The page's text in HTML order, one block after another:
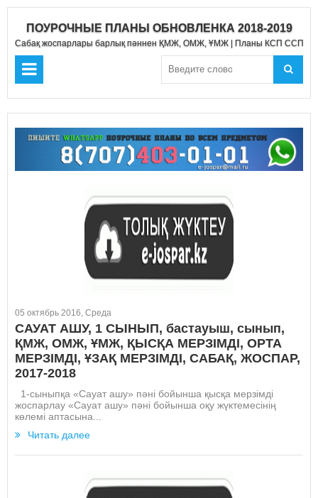
ПОУРОЧНЫЕ ПЛАНЫ ОБНОВЛЕНКА 2018-2019
Сабақ жоспарлары барлық пәннен ҚМЖ, ОМЖ, ҰМЖ | Планы КСП ССП
05 октябрь 2016, Среда
САУАТ АШУ, 1 СЫНЫП, бастауыш, сынып,
ҚМЖ, ОМЖ, ҰМЖ, ҚЫСҚА МЕРЗІМДІ, ОРТА
МЕРЗІМДІ, ҰЗАҚ МЕРЗІМДІ, САБАҚ, ЖОСПАР,
2017-2018
1-сыныпқа «Сауат ашу» пәні бойынша қысқа мерзімді
жоспарлау «Сауат ашу» пәні бойынша оқу жүктемесінің
көлемі аптасына...
Читать далее